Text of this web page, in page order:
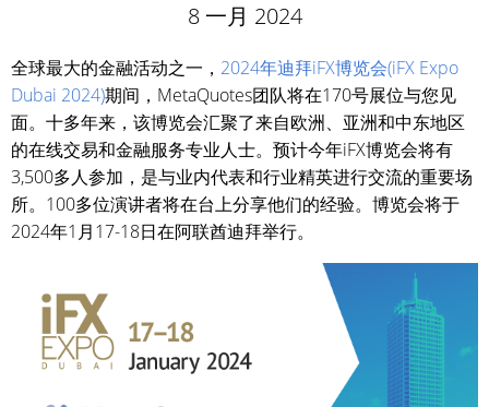
8 一月 2024
全球最大的金融活动之一， 2024年迪拜iFX博览会(iFX Expo
Dubai 2024)期间，MetaQuotes团队将在170号展位与您见
面。十多年来，该博览会汇聚了来自欧洲、亚洲和中东地区
的在线交易和金融服务专业人士。预计今年iFX博览会将有
3,500多人参加，是与业内代表和行业精英进行交流的重要场
所。100多位演讲者将在台上分享他们的经验。博览会将于
2024年1月17-18日在阿联酋迪拜举行。